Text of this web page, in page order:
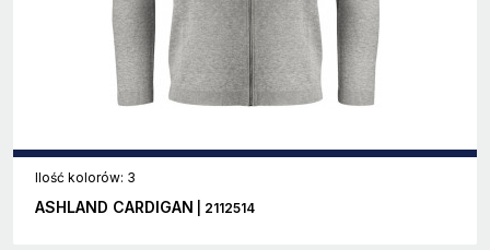
Ilość kolorów: 3
ASHLAND CARDIGAN | 2112514